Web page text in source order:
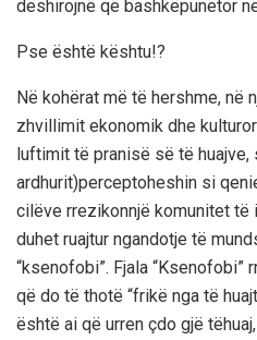
dëshirojnë që bashkëpunëtor
Pse është kështu!?
Në kohërat më të hershme, në
zhvillimit ekonomik dhe kulturor
luftimit të pranisë së të huajve,
ardhurit)perceptoheshin si
cilëve rrezikonnjë komunitet të
duhet ruajtur ngandotje të
“ksenofobi”. Fjala “Ksenofobi”
që do të thotë “frikë nga të
është ai që urren çdo gjë tëhuaj,